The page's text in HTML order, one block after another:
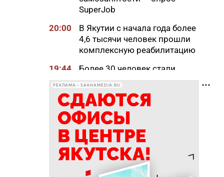
SuperJob
20:00
В Якутии с начала года более
4,6 тысячи человек прошли
комплексную реабилитацию
19:44
Более 30 человек стали
«Открытая дорога» в Якутске
19:28
Боец из Якутии на машине
прорвался через горящее
поле и спас сослуживцев
19:15
В Якутске водитель без прав
сбил ребенка на пешеходном
переходе
РЕКЛАМА • SAKHAMEDIA.RU